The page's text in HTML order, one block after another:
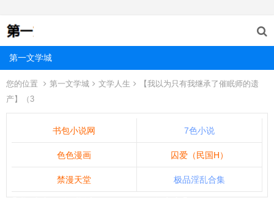
第一文学城
您的位置 第一文学城 文学人生
【我以为只有我继承了催眠师的遗
产】（3
书包小说网 7色小说
色色漫画 囚爱（民国H）
禁漫天堂 极品淫乱合集